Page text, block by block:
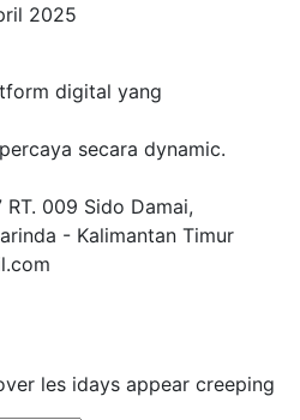
2025
digital yang
secara dynamic.
009 Sido Damai,
- Kalimantan Timur
les idays appear creeping